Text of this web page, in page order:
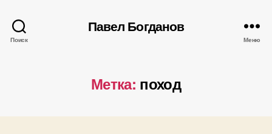
Поиск
Павел Богданов
Меню
Метка: поход
А